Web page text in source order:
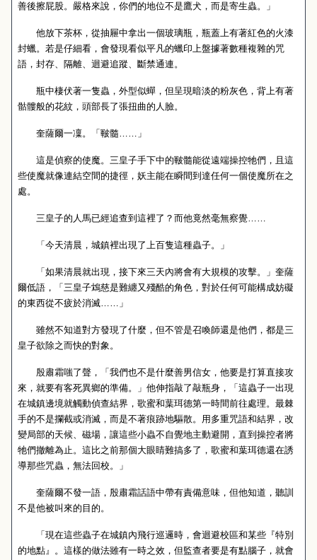
善後擦屁股。嚴格來說，你們的地位不是鷹犬，而是寄生蟲。」
他放下茶杯，從抽屜中拿出一個玻璃瓶，瓶蓋上有著紅色的火漆
封蠟。若是仔細看，會發現看似平凡的蠟印上盤據著數種複雜的咒
語，封存、隔離、迴避追蹤、斷禁通連。
瓶中棲伏著一隻蟲，外型似蟬，但呈現暗淡的粉灰色，背上有著
骷髏般的花紋，頭部長了張扭曲的人臉。
奎薩爾一凜。「皸髓……」
這是偵察的使魔。三皇子手下中的皸髓能從遠端操控牠們，且這
些使魔就像連結空間的捷徑，妖主能在瞬間到達任何一個使魔所在之
處。
三皇子的人馬已經追查到這裡了？而他竟然毫無察覺……
「今天清晨，城鎮裡出現了上百隻這種蟲子。」
「如果清晨就出現，接下來三天內將會有大規模的攻擊。」奎薩
爾低語，「三皇子鴆慈是難纏又殘酷的角色，對於任何可能構成妨礙
的東西從不疲於消滅……」
雖然不知道對方發現了什麼，但不管是召喚師還是他們，都是三
皇子欲除之而快的對象。
殷肅霜嗤了聲，「我們也不是什麼善男信女，他要是打算直接攻
來，就要有客死異鄉的準備。」他伸指敲了敲瓶身，「這蟲子一出現
在城鎮邊境就觸動偵查結界，歌蜜和葉珥德第一時間前往處理。最棘
手的不是攔截或消滅，而是不著痕跡地驅散。用多重咒語和結界，改
變局部的天候、磁場，讓這些小蟲不自覺地主動避開，直到操控者將
牠們撤離為止。這比之前那個大眼睛難搞多了，歌蜜和葉珥德還在誘
導那些咒蟲，無法回校。」
奎薩爾不發一語，殷肅霜話語中帶有責備意味，但他知道，聽訓
不是他被叫來的目的。
「現在這些蟲子在城鎮內飛行巡邏時，會迴避校區和某些『特別
的地點』。這樣的做法雖有一時之效，但監查者要是有點腦子，就會